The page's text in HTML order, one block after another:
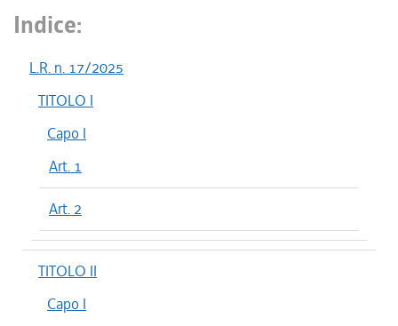
Indice:
L.R. n. 17/2025
TITOLO I
Capo I
Art. 1
Art. 2
TITOLO II
Capo I